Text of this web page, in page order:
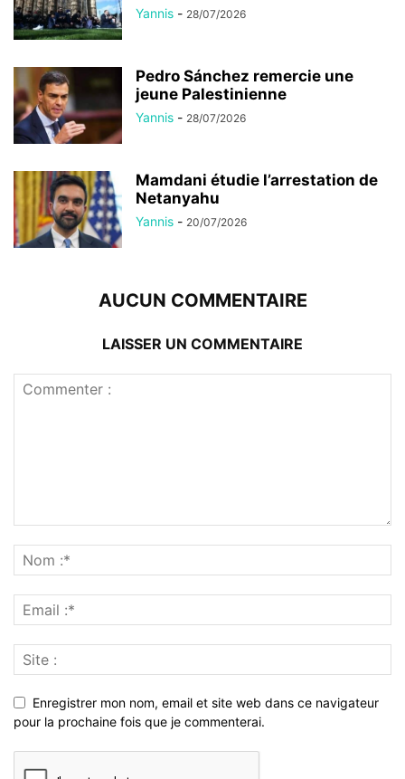
Yannis - 28/07/2026
Pedro Sánchez remercie une
jeune Palestinienne
Yannis - 28/07/2026
Mamdani étudie l’arrestation de
Netanyahu
Yannis - 20/07/2026
AUCUN COMMENTAIRE
LAISSER UN COMMENTAIRE
Enregistrer mon nom, email et site web dans ce navigateur
pour la prochaine fois que je commenterai.